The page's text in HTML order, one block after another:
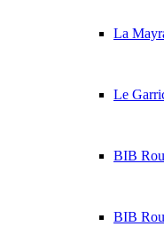
La
Le
BIB
BIB